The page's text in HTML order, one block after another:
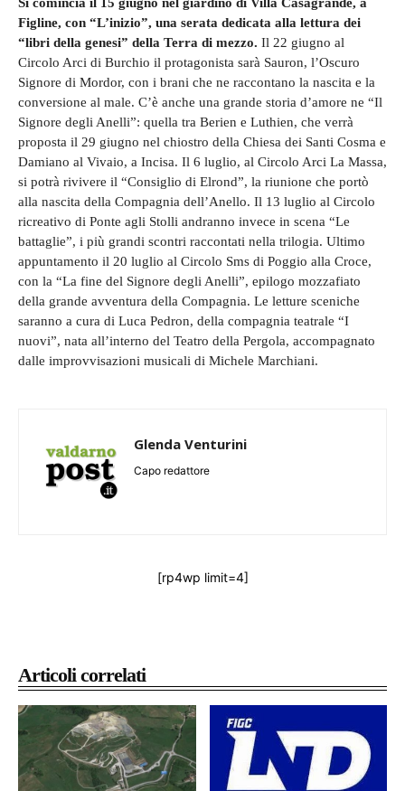
Articoli correlati
Figline, con “L’inizio”, una serata dedicata alla lettura dei
“libri della genesi” della Terra di mezzo. Il 22 giugno al
Circolo Arci di Burchio il protagonista sarà Sauron, l’Oscuro
Signore di Mordor, con i brani che ne raccontano la nascita e la
conversione al male. C’è anche una grande storia d’amore ne “Il
Signore degli Anelli”: quella tra Berien e Luthien, che verrà
proposta il 29 giugno nel chiostro della Chiesa dei Santi Cosma e
Damiano al Vivaio, a Incisa. Il 6 luglio, al Circolo Arci La Massa,
si potrà rivivere il “Consiglio di Elrond”, la riunione che portò
alla nascita della Compagnia dell’Anello. Il 13 luglio al Circolo
ricreativo di Ponte agli Stolli andranno invece in scena “Le
battaglie”, i più grandi scontri raccontati nella trilogia. Ultimo
appuntamento il 20 luglio al Circolo Sms di Poggio alla Croce,
con la “La fine del Signore degli Anelli”, epilogo mozzafiato
della grande avventura della Compagnia. Le letture sceniche
saranno a cura di Luca Pedron, della compagnia teatrale “I
nuovi”, nata all’interno del Teatro della Pergola, accompagnato
dalle improvvisazioni musicali di Michele Marchiani.
Glenda Venturini
Capo redattore
[rp4wp limit=4]